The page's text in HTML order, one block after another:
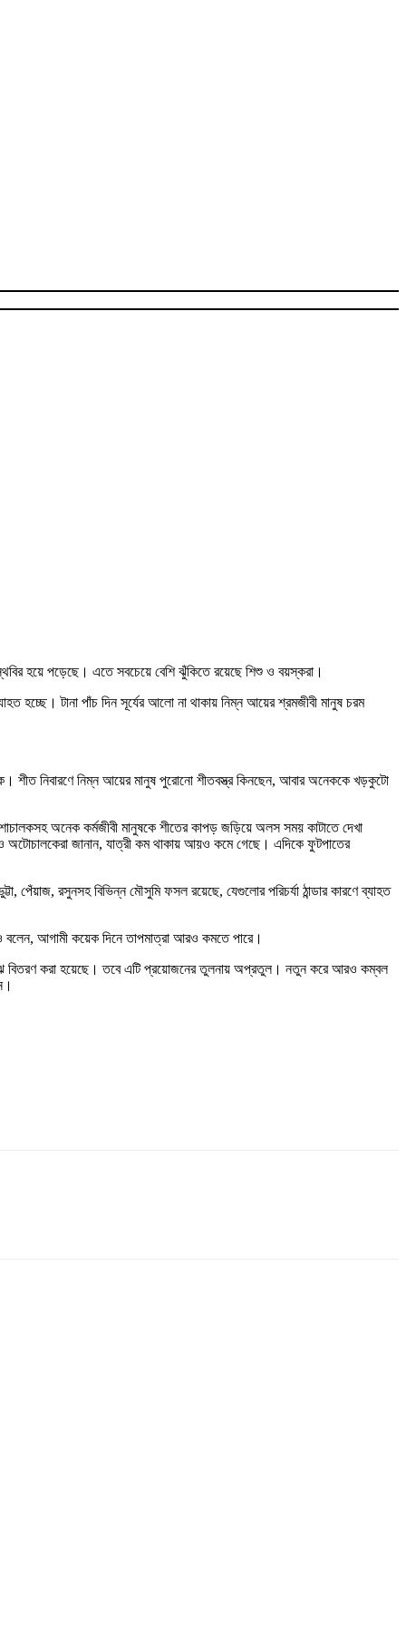
হয়ে পড়েছে। এতে সবচেয়ে বেশি ঝুঁকিতে রয়েছে শিশু ও বয়স্করা।
হচ্ছে। টানা পাঁচ দিন সূর্যের আলো না থাকায় নিম্ন আয়ের শ্রমজীবী মানুষ চরম
শীত নিবারণে নিম্ন আয়ের মানুষ পুরোনো শীতবস্ত্র কিনছেন, আবার অনেককে খড়কুটো
অনেক কর্মজীবী মানুষকে শীতের কাপড় জড়িয়ে অলস সময় কাটাতে দেখা
অটোচালকেরা জানান, যাত্রী কম থাকায় আয়ও কমে গেছে। এদিকে ফুটপাতের
পেঁয়াজ, রসুনসহ বিভিন্ন মৌসুমি ফসল রয়েছে, যেগুলোর পরিচর্যা ঠান্ডার কারণে ব্যাহত
বলেন, আগামী কয়েক দিনে তাপমাত্রা আরও কমতে পারে।
মাঝে বিতরণ করা হয়েছে। তবে এটি প্রয়োজনের তুলনায় অপ্রতুল। নতুন করে আরও কম্বল